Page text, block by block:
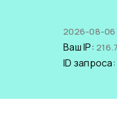
2026-08-06
Ваш IP:
ID запроса: